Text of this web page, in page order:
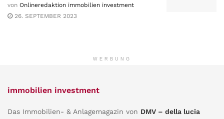
von Onlineredaktion immobilien investment
26. SEPTEMBER 2023
WERBUNG
immobilien investment
Das Immobilien- & Anlagemagazin von DMV – della lucia